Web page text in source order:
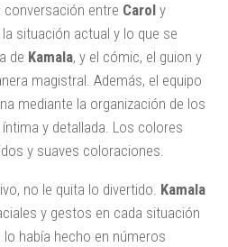
entre Carol y
situación actual y lo que se
de Kamala, y el cómic, el guion y
magistral. Además, el equipo
mediante la organización de los
y detallada. Los colores
y suaves coloraciones.
no le quita lo divertido. Kamala
y gestos en cada situación
había hecho en números